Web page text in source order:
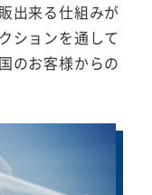
出来る仕組みが
ションを通して
のお客様からの